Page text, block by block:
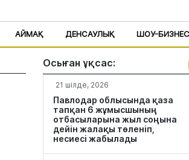
АЙМАҚ ДЕНСАУЛЫҚ ШОУ-БИЗНЕС
Осыған ұқсас:
21 шілде, 2026
Павлодар облысында қаза
тапқан 6 жұмысшының
отбасыларына жыл соңына
дейін жалақы төленіп,
несиесі жабылады